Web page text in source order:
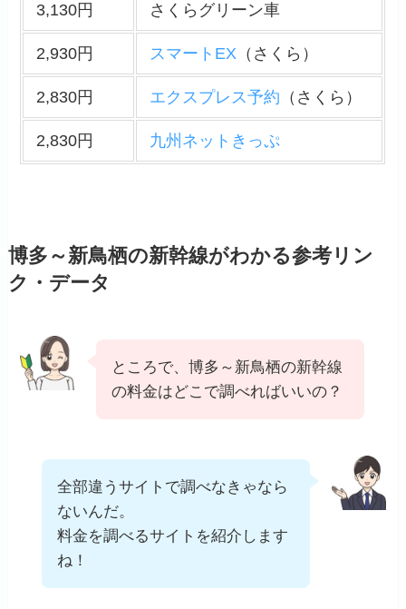
3,130円 さくらグリーン車
2,930円 スマートEX（さくら）
2,830円 エクスプレス予約 （さくら）
2,830円 九州ネットきっぷ
博多～新鳥栖の新幹線がわかる参考リン
ク・データ
ところで、博多～新鳥栖の新幹線
の料金はどこで調べればいいの？
全部違うサイトで調べなきゃなら
ないんだ。
料金を調べるサイトを紹介します
ね！